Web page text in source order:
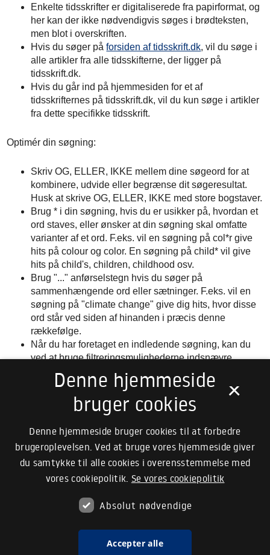
Enkelte tidsskrifter er digitaliserede fra papirformat, og
her kan der ikke nødvendigvis søges i brødteksten,
men blot i overskriften.
Hvis du søger påforsiden af tidsskrift.dk, vil du søge i
alle artikler fra alle tidsskifterne, der ligger på
tidsskrift.dk.
Hvis du går ind på hjemmesiden for et af
tidsskrifternes på tidsskrift.dk, vil du kun søge i artikler
fra dette specifikke tidsskrift.
Optimér din søgning:
Skriv OG, ELLER, IKKE mellem dine søgeord for at
kombinere, udvide eller begrænse dit søgeresultat.
Husk at skrive OG, ELLER, IKKE med store bogstaver.
Brug * i din søgning, hvis du er usikker på, hvordan et
ord staves, eller ønsker at din søgning skal omfatte
varianter af et ord. F.eks. vil en søgning på col*r give
hits på colour og color. En søgning på child* vil give
hits på child's, children, childhood osv.
Brug "..." anførselstegn hvis du søger på
sammenhængende ord eller sætninger. F.eks. vil en
søgning på "climate change" give dig hits, hvor disse
ord står ved siden af hinanden i præcis denne
rækkefølge.
Når du har foretaget en indledende søgning, kan du
ved at bruge filtreringsmulighederne indsnævre
søgeresultatet med hensyn til forfatter og
udgivelsesdato. Du kan også sortere dine resultater
ud fra parametre som relevans, udgivelsesdato og
artikeltitel.
×
Denne hjemmeside
bruger cookies
Denne hjemmeside bruger cookies til at forbedre
brugeroplevelsen. Ved at bruge vores hjemmeside giver
du samtykke til alle cookies i overensstemmelse med
vores cookiepolitik. Se vores cookiepolitik
Absolut nødvendige
Accepter alle